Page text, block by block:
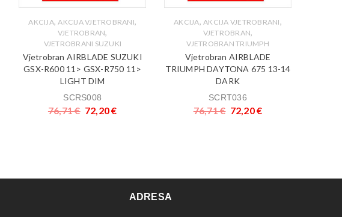
AKCIJA, AKCIJA VJETROBRANI,
VJETROBRAN,
VJETROBRANI SUZUKI
Vjetrobran AIRBLADE SUZUKI
GSX-R600 11> GSX-R750 11>
LIGHT DIM
SCRS008
76,71€ 72,20€
AKCIJA, AKCIJA VJETROBRANI,
VJETROBRAN,
VJETROBRAN TRIUMPH
Vjetrobran AIRBLADE
TRIUMPH DAYTONA 675 13-14
DARK
SCRT036
76,71€ 72,20€
ADRESA